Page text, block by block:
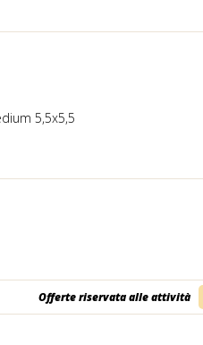
5,5x5,5
Offerte riservata alle attività